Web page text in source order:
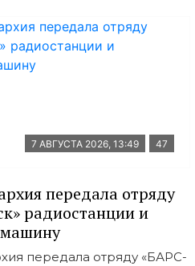
7 АВГУСТА 2026, 13:49 47
передала отряду
радиостанции и
передала отряду «БАРС-